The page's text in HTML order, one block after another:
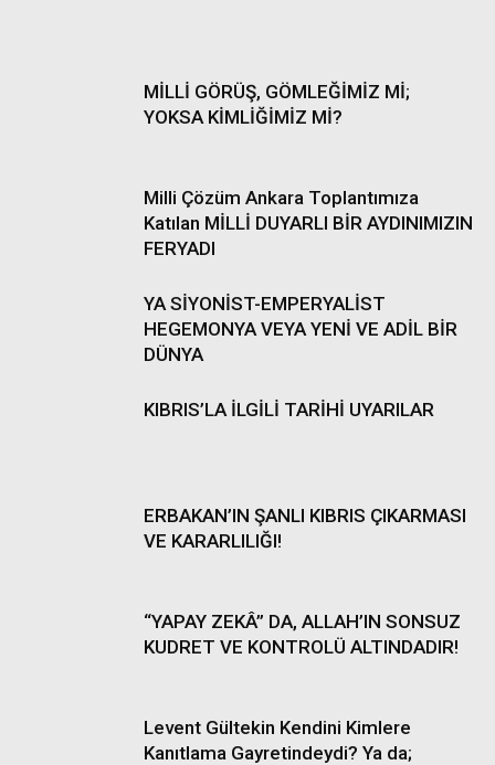
MİLLİ GÖRÜŞ, GÖMLEĞİMİZ Mİ;
YOKSA KİMLİĞİMİZ Mİ?
Milli Çözüm Ankara Toplantımıza
Katılan MİLLİ DUYARLI BİR AYDINIMIZIN
FERYADI
YA SİYONİST-EMPERYALİST
HEGEMONYA VEYA YENİ VE ADİL BİR
DÜNYA
KIBRIS’LA İLGİLİ TARİHİ UYARILAR
ERBAKAN’IN ŞANLI KIBRIS ÇIKARMASI
VE KARARLILIĞI!
“YAPAY ZEKÂ” DA, ALLAH’IN SONSUZ
KUDRET VE KONTROLÜ ALTINDADIR!
Levent Gültekin Kendini Kimlere
Kanıtlama Gayretindeydi? Ya da;